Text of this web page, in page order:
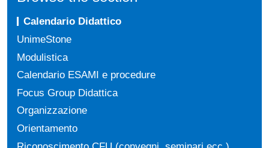
Calendario Didattico
UnimeStone
Modulistica
Calendario ESAMI e procedure
Focus Group Didattica
Organizzazione
Orientamento